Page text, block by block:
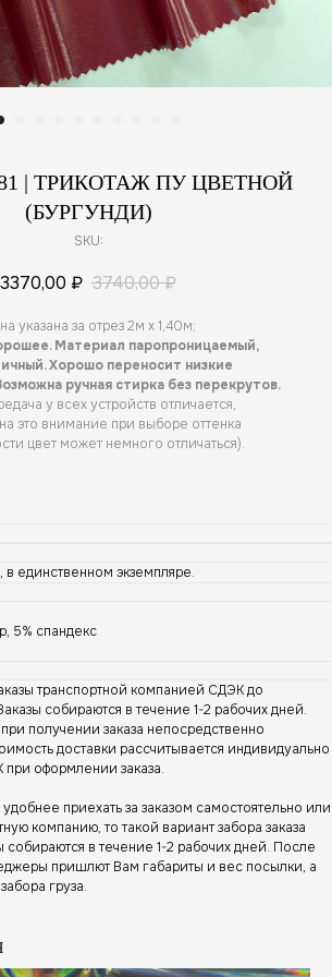
| ТРИКОТАЖ ПУ ЦВЕТНОЙ
(БУРГУНДИ)
SKU:
3370,00 ₽ 3740,00₽
указана за отрез 2м х 1,40м;
Материал паропроницаемый,
Хорошо переносит низкие
ручная стирка без перекрутов.
у всех устройств отличается,
это внимание при выборе оттенка
цвет может немного отличаться).
в единственном экземпляре.
5% спандекс
транспортной компанией СДЭК до
собираются в течение 1-2 рабочих дней.
получении заказа непосредственно
доставки рассчитывается индивидуально
оформлении заказа.
приехать за заказом самостоятельно или
компанию, то такой вариант забора заказа
в течение 1-2 рабочих дней. После
пришлют Вам габариты и вес посылки, а
груза.